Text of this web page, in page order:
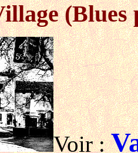
(Blues
Voir :